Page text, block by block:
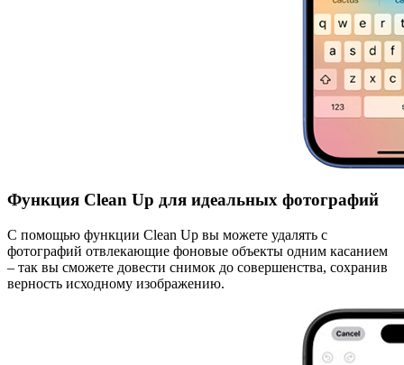
Функция Clean Up для идеальных фотографий
С помощью функции Clean Up вы можете удалять с
фотографий отвлекающие фоновые объекты одним касанием
– так вы сможете довести снимок до совершенства, сохранив
верность исходному изображению.